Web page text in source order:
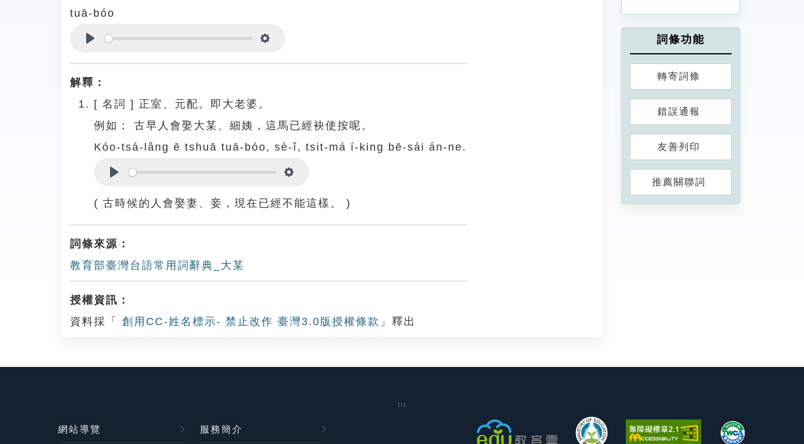
tuā-bóo
解釋：
[ 名詞 ] 正室、元配。即大老婆。
例如：
古早人會娶大某、細姨，這馬已經袂使按呢。
Kóo-tsá-lâng ē tshuā tuā-bóo, sè-î, tsit-má í-king bē-sái án-ne.
( 古時候的人會娶妻、妾，現在已經不能這樣。 )
詞條來源：
教育部臺灣台語常用詞辭典_大某
授權資訊：
資料採「
創用CC-姓名標示- 禁止改作 臺灣3.0版授權條款 」釋出
詞條功能
轉寄詞條
錯誤通報
友善列印
推薦關聯詞
:::
網站導覽 服務簡介